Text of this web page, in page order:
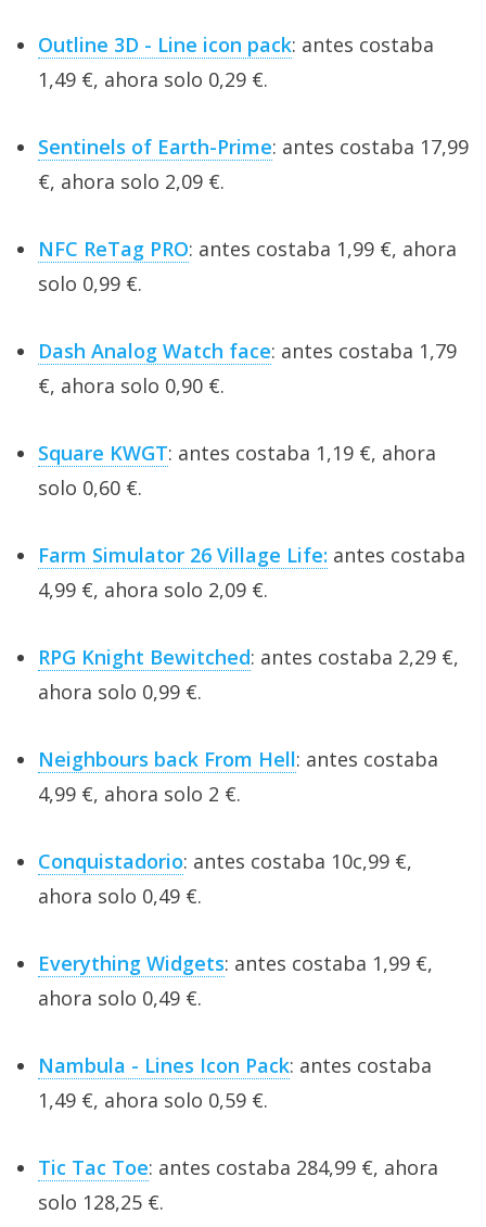
Outline 3D - Line icon pack: antes costaba
1,49 €, ahora solo 0,29 €.
Sentinels of Earth-Prime: antes costaba 17,99
€, ahora solo 2,09 €.
NFC ReTag PRO: antes costaba 1,99 €, ahora
solo 0,99 €.
Dash Analog Watch face: antes costaba 1,79
€, ahora solo 0,90 €.
Square KWGT: antes costaba 1,19 €, ahora
solo 0,60 €.
Farm Simulator 26 Village Life: antes costaba
4,99 €, ahora solo 2,09 €.
RPG Knight Bewitched: antes costaba 2,29 €,
ahora solo 0,99 €.
Neighbours back From Hell: antes costaba
4,99 €, ahora solo 2 €.
Conquistadorio: antes costaba 10c,99 €,
ahora solo 0,49 €.
Everything Widgets: antes costaba 1,99 €,
ahora solo 0,49 €.
Nambula - Lines Icon Pack: antes costaba
1,49 €, ahora solo 0,59 €.
Tic Tac Toe: antes costaba 284,99 €, ahora
solo 128,25 €.